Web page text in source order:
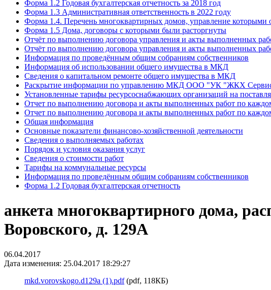
Форма 1.2 Годовая бухгалтерская отчетность за 2018 год
Форма 1.3 Административная ответственность в 2022 году
Форма 1.4. Перечень многоквартирных домов, управление которыми
Форма 1.5 Дома, договоры с которыми были расторгнуты
Отчёт по выполнению договора управления и акты выполненных
Отчёт по выполнению договора управления и акты выполненных
Информация по проведённым общим собраниям собственников
Информация об использовании общего имущества в МКД
Сведения о капитальном ремонте общего имущества в МКД
Раскрытие информации по управлению МКД ООО "УК "ЖКХ
Установленные тарифы ресурсоснабжающих организаций на
Отчет по выполнению договора и акты выполненных работ по
Отчет по выполнению договора и акты выполненных работ по
Общая информация
Основные показатели финансово-хозяйственной деятельности
Сведения о выполняемых работах
Порядок и условия оказания услуг
Сведения о стоимости работ
Тарифы на коммунальные ресурсы
Информация по проведённым общим собраниям собственников
Форма 1.2 Годовая бухгалтерская отчетность
анкета многоквартирного дома,
Воровского, д. 129А
06.04.2017
Дата изменения: 25.04.2017 18:29:27
mkd.vorovskogo.d129a (1).pdf(pdf, 118КБ)